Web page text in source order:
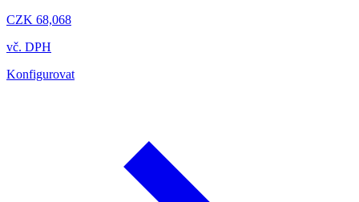
CZK 68,068
vč. DPH
Konfigurovat